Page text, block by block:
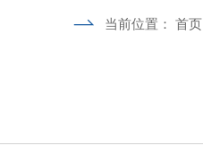
当前位置： 首页